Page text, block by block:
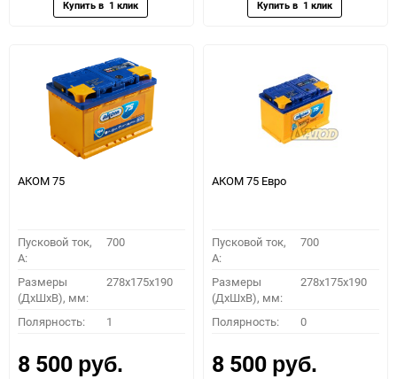
АКОМ 75
Пусковой ток,
A:
700
Размеры
(ДхШхВ), мм:
278x175x190
Полярность: 1
8 500 руб.
АКОМ 75 Евро
Пусковой ток,
A:
700
Размеры
(ДхШхВ), мм:
278x175x190
Полярность: 0
8 500 руб.